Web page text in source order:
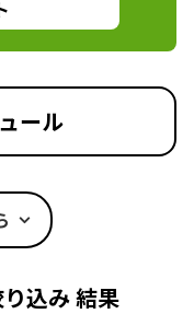
ール
り込み 結果